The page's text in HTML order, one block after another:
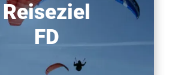
Reiseziel
FD